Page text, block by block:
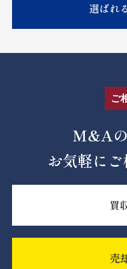
選ばれ
ご
M&Aの
お気軽にご
買
売